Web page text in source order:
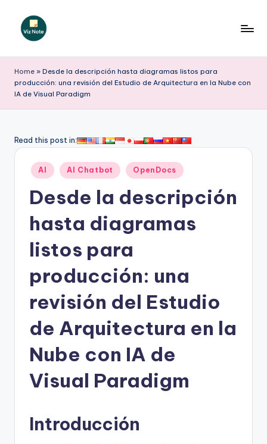
Saltar
iz
N
o
e
ni
A
si
Home » Desde la descripción hasta diagramas listos para
producción: una revisión del Estudio de Arquitectura en la Nube con
IA de Visual Paradigm
Read this post in:
Publicado
en
AI AI Chatbot OpenDocs
Desde la descripción
hasta diagramas
listos para
producción: una
revisión del Estudio
de Arquitectura en la
Nube con IA de
Visual Paradigm
Introducción